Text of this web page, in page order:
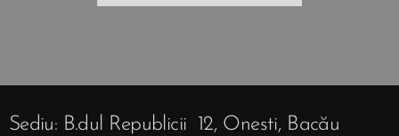
Sediu: B.dul Republicii 12, Onesti, Bacău